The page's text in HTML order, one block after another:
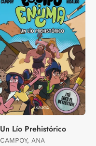
Un Lío Prehistórico
CAMPOY, ANA